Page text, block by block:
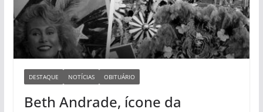
DESTAQUE NOTÍCIAS OBITUÁRIO
Beth Andrade, ícone da